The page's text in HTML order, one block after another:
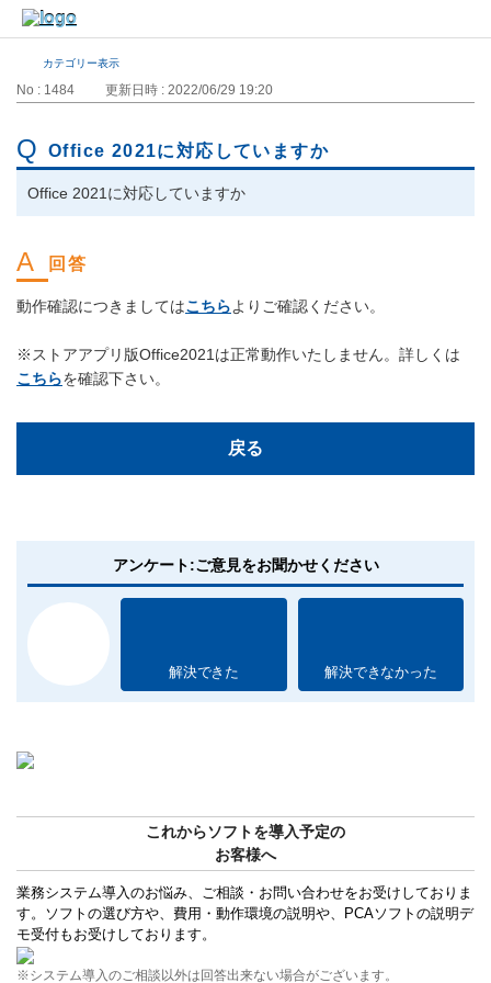
カテゴリー表示
No : 1484 更新日時 : 2022/06/29 19:20
Office 2021に対応していますか
Office 2021に対応していますか
動作確認につきましてはこちらよりご確認ください。
※ストアアプリ版Office2021は正常動作いたしません。詳しくは
こちらを確認下さい。
戻る
アンケート:ご意見をお聞かせください
解決できた 解決できなかった
これからソフトを導入予定の
お客様へ
業務システム導入のお悩み、ご相談・お問い合わせをお受けしておりま
す。ソフトの選び方や、費用・動作環境の説明や、PCAソフトの説明デ
モ受付もお受けしております。
※システム導入のご相談以外は回答出来ない場合がございます。